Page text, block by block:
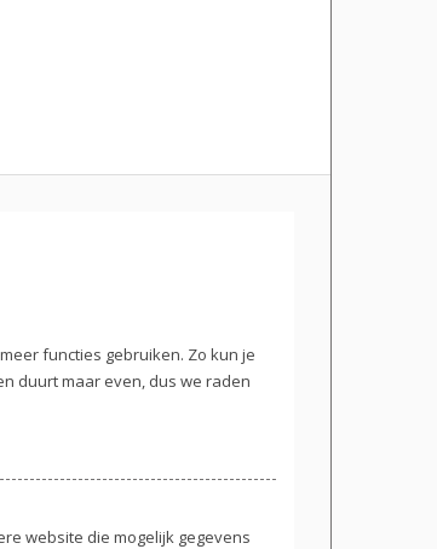
functies gebruiken. Zo kun je
duurt maar even, dus we raden
website die mogelijk gegevens